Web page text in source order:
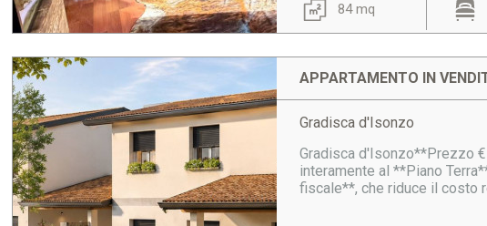
84 mq
APPARTAMENTO IN
Gradisca d'Isonzo
Gradisca d'Isonzo**Prezzo
interamente al **Piano
fiscale**, che riduce il costo